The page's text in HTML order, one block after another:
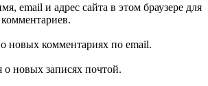
email и адрес сайта в этом браузере для
новых комментариях по email.
о новых записях почтой.